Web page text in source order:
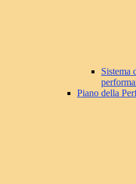
Sistema
Piano della